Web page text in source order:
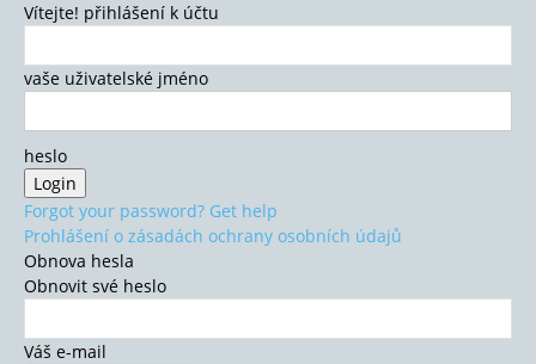
Vítejte! přihlášení k účtu
vaše uživatelské jméno
heslo
Forgot your password? Get help
Prohlášení o zásadách ochrany osobních údajů
Obnova hesla
Obnovit své heslo
Váš e-mail